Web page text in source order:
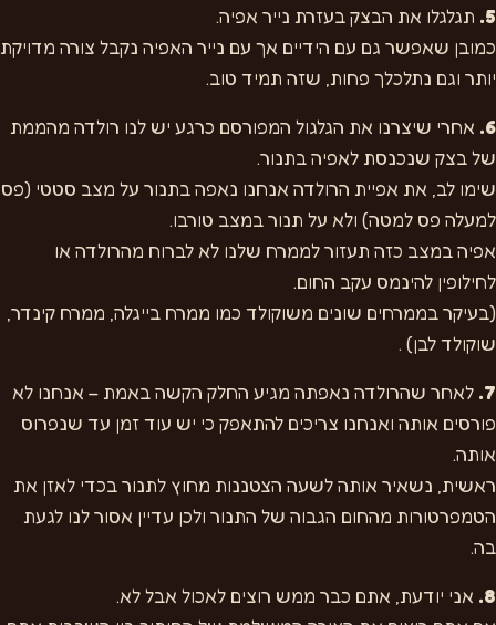
5. תגלגלו את הבצק בעזרת נייר אפיה.
כמובן שאפשר גם עם הידיים אך עם נייר האפיה נקבל צורה מדויקת
יותר וגם נתלכלך פחות, שזה תמיד טוב.
6. אחרי שיצרנו את הגלגול המפורסם כרגע יש לנו רולדה מהממת
של בצק שנכנסת לאפיה בתנור.
שימו לב, את אפיית הרולדה אנחנו נאפה בתנור על מצב סטטי (פס
למעלה פס למטה) ולא על תנור במצב טורבו.
אפיה במצב כזה תעזור לממרח שלנו לא לברוח מהרולדה או
לחילופין להינמס עקב החום.
(בעיקר בממרחים שונים משוקולד כמו ממרח בייגלה, ממרח קינדר,
שוקולד לבן) .
7. לאחר שהרולדה נאפתה מגיע החלק הקשה באמת – אנחנו לא
פורסים אותה ואנחנו צריכים להתאפק כי יש עוד זמן עד שנפרוס
אותה.
ראשית, נשאיר אותה לשעה הצטננות מחוץ לתנור בכדי לאזן את
הטמפרטורות מהחום הגבוה של התנור ולכן עדיין אסור לנו לגעת
בה.
8. אני יודעת, אתם כבר ממש רוצים לאכול אבל לא.